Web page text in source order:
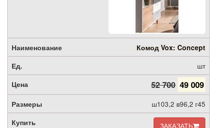
Комод Vox: Concept
шт
52 700 49 009
ш103,2 в96,2 г45
ЗАКАЗАТЬ